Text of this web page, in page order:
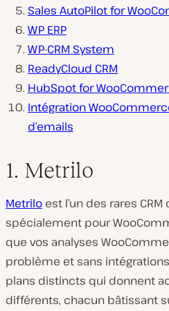
Sales AutoPilot for
WP ERP
WP-CRM System
ReadyCloud CRM
HubSpot for
Intégration
d’emails
1. Metrilo
Metrilo est l’un des rares
spécialement pour
que vos analyses
problème et sans
plans distincts qui donnent
différents, chacun bâtissant